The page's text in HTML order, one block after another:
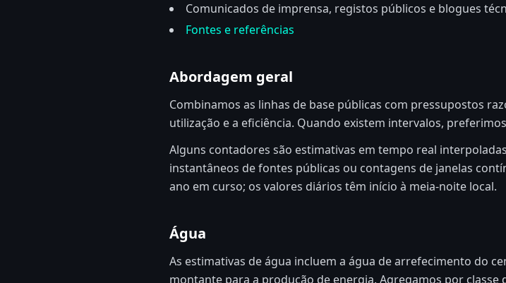
Comunicados de imprensa, registos públicos e blogues
Fontes e referências
Abordagem geral
Combinamos as linhas de base públicas com pressupostos
utilização e a eficiência. Quando existem intervalos,
Alguns contadores são estimativas em tempo real
instantâneos de fontes públicas ou contagens de janelas
ano em curso; os valores diários têm início à meia-noite local.
Água
As estimativas de água incluem a água de arrefecimento do
montante para a produção de energia. Agregamos por